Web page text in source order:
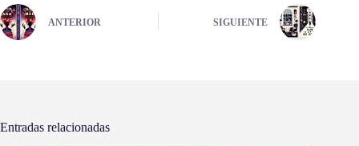
ANTERIOR SIGUIENTE
Entradas relacionadas